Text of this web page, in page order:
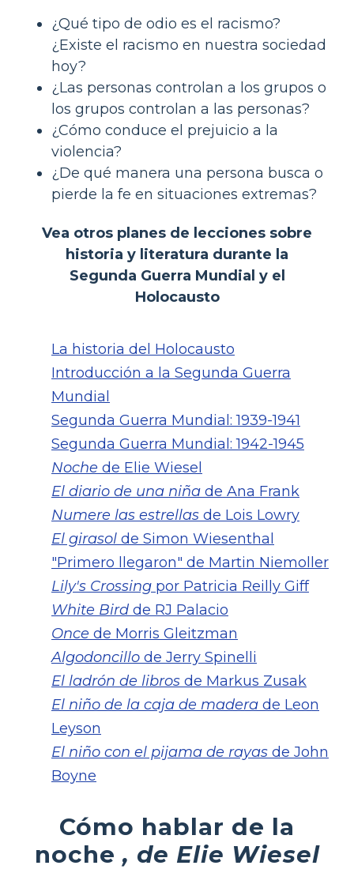
¿Qué tipo de odio es el racismo?
¿Existe el racismo en nuestra sociedad
hoy?
¿Las personas controlan a los grupos o
los grupos controlan a las personas?
¿Cómo conduce el prejuicio a la
violencia?
¿De qué manera una persona busca o
pierde la fe en situaciones extremas?
Vea otros planes de lecciones sobre
historia y literatura durante la
Segunda Guerra Mundial y el
Holocausto
La historia del Holocausto
Introducción a la Segunda Guerra
Mundial
Segunda Guerra Mundial: 1939-1941
Segunda Guerra Mundial: 1942-1945
Noche de Elie Wiesel
El diario de una niña de Ana Frank
Numere las estrellas de Lois Lowry
El girasol de Simon Wiesenthal
"Primero llegaron" de Martin Niemoller
Lily's Crossing por Patricia Reilly Giff
White Bird de RJ Palacio
Once de Morris Gleitzman
Algodoncillo de Jerry Spinelli
El ladrón de libros de Markus Zusak
El niño de la caja de madera de Leon
Leyson
El niño con el pijama de rayas de John
Boyne
Cómo hablar de la
noche , de Elie Wiesel